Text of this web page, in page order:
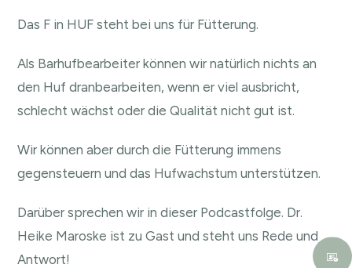
EMBED
Das F in HUF steht bei uns für Fütterung.
Als Barhufbearbeiter können wir natürlich nichts an
den Huf dranbearbeiten, wenn er viel ausbricht,
schlecht wächst oder die Qualität nicht gut ist.
Wir können aber durch die Fütterung immens
gegensteuern und das Hufwachstum unterstützen.
Darüber sprechen wir in dieser Podcastfolge. Dr.
Heike Maroske ist zu Gast und steht uns Rede und
Antwort!